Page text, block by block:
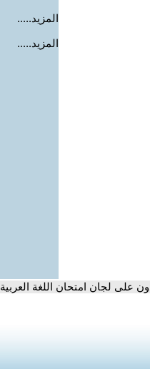
المزيد.....
المزيد.....